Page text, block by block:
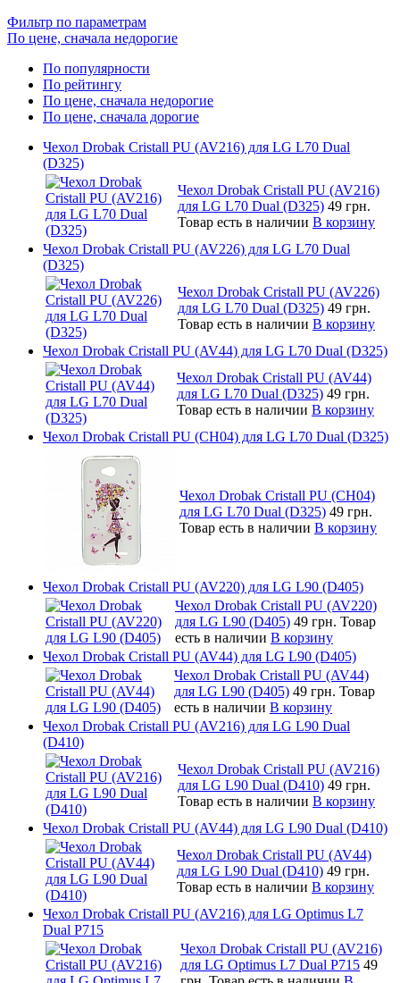
Фильтр по параметрам
По цене, сначала недорогие
По популярности
По рейтингу
По цене, сначала недорогие
По цене, сначала дорогие
Чехол Drobak Cristall PU (AV216) для LG L70 Dual
(D325)
Чехол Drobak Cristall PU (AV216)
для LG L70 Dual (D325) 49 грн.
Товар есть в наличии В корзину
Чехол Drobak Cristall PU (AV226) для LG L70 Dual
(D325)
Чехол Drobak Cristall PU (AV226)
для LG L70 Dual (D325) 49 грн.
Товар есть в наличии В корзину
Чехол Drobak Cristall PU (AV44) для LG L70 Dual (D325)
Чехол Drobak Cristall PU (AV44)
для LG L70 Dual (D325) 49 грн.
Товар есть в наличии В корзину
Чехол Drobak Cristall PU (CH04) для LG L70 Dual (D325)
Чехол Drobak Cristall PU (CH04)
для LG L70 Dual (D325) 49 грн.
Товар есть в наличии В корзину
Чехол Drobak Cristall PU (AV220) для LG L90 (D405)
Чехол Drobak Cristall PU (AV220)
для LG L90 (D405) 49 грн. Товар
есть в наличии В корзину
Чехол Drobak Cristall PU (AV44) для LG L90 (D405)
Чехол Drobak Cristall PU (AV44)
для LG L90 (D405) 49 грн. Товар
есть в наличии В корзину
Чехол Drobak Cristall PU (AV216) для LG L90 Dual
(D410)
Чехол Drobak Cristall PU (AV216)
для LG L90 Dual (D410) 49 грн.
Товар есть в наличии В корзину
Чехол Drobak Cristall PU (AV44) для LG L90 Dual (D410)
Чехол Drobak Cristall PU (AV44)
для LG L90 Dual (D410) 49 грн.
Товар есть в наличии В корзину
Чехол Drobak Cristall PU (AV216) для LG Optimus L7
Dual P715
Чехол Drobak Cristall PU (AV216)
для LG Optimus L7 Dual P715 49